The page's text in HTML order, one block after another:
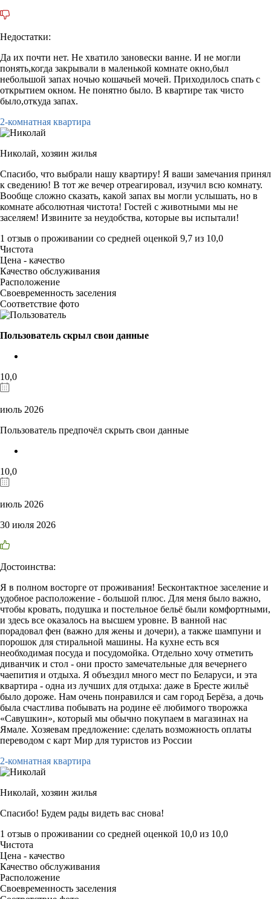
Недостатки:
Да их почти нет. Не хватило зановески ванне. И не могли
понять,когда закрывали в маленькой комнате окно,был
небольшой запах ночью кошачьей мочей. Приходилось спать с
открытием окном. Не понятно было. В квартире так чисто
было,откуда запах.
2-комнатная квартира
Николай, хозяин жилья
Спасибо, что выбрали нашу квартиру! Я ваши замечания принял
к сведению! В тот же вечер отреагировал, изучил всю комнату.
Вообще сложно сказать, какой запах вы могли услышать, но в
комнате абсолютная чистота! Гостей с животными мы не
заселяем! Извините за неудобства, которые вы испытали!
1 отзыв о проживании со средней оценкой 9,7 из 10,0
Чистота
Цена - качество
Качество обслуживания
Расположение
Своевременность заселения
Соответствие фото
Пользователь скрыл свои данные
10,0
июль 2026
Пользователь предпочёл скрыть свои данные
10,0
июль 2026
30 июля 2026
Достоинства:
Я в полном восторге от проживания! Бесконтактное заселение и
удобное расположение - большой плюс. Для меня было важно,
чтобы кровать, подушка и постельное бельё были комфортными,
и здесь все оказалось на высшем уровне. В ванной нас
порадовал фен (важно для жены и дочери), а также шампуни и
порошок для стиральной машины. На кухне есть вся
необходимая посуда и посудомойка. Отдельно хочу отметить
диванчик и стол - они просто замечательные для вечернего
чаепития и отдыха. Я объездил много мест по Беларуси, и эта
квартира - одна из лучших для отдыха: даже в Бресте жильё
было дороже. Нам очень понравился и сам город Берёза, а дочь
была счастлива побывать на родине её любимого творожка
«Савушкин», который мы обычно покупаем в магазинах на
Ямале. Хозяевам предложение: сделать возможность оплаты
переводом с карт Мир для туристов из России
2-комнатная квартира
Николай, хозяин жилья
Спасибо! Будем рады видеть вас снова!
1 отзыв о проживании со средней оценкой 10,0 из 10,0
Чистота
Цена - качество
Качество обслуживания
Расположение
Своевременность заселения